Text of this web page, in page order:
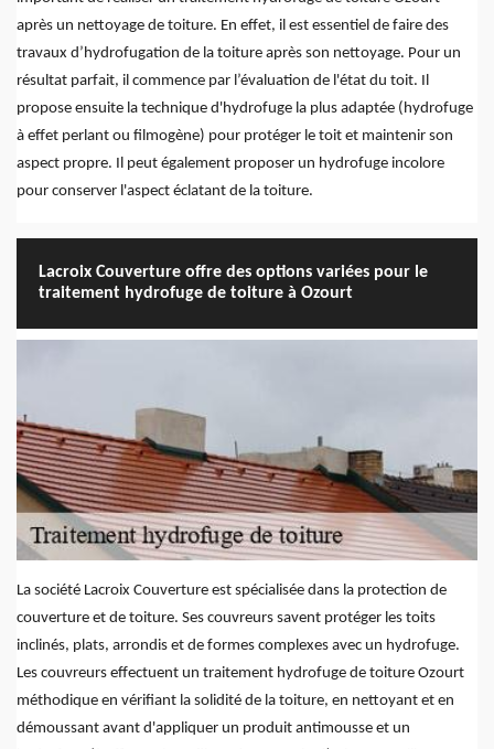
après un nettoyage de toiture. En effet, il est essentiel de faire des
travaux d’hydrofugation de la toiture après son nettoyage. Pour un
résultat parfait, il commence par l’évaluation de l'état du toit. Il
propose ensuite la technique d'hydrofuge la plus adaptée (hydrofuge
à effet perlant ou filmogène) pour protéger le toit et maintenir son
aspect propre. Il peut également proposer un hydrofuge incolore
pour conserver l'aspect éclatant de la toiture.
Lacroix Couverture offre des options variées pour le
traitement hydrofuge de toiture à Ozourt
La société Lacroix Couverture est spécialisée dans la protection de
couverture et de toiture. Ses couvreurs savent protéger les toits
inclinés, plats, arrondis et de formes complexes avec un hydrofuge.
Les couvreurs effectuent un traitement hydrofuge de toiture Ozourt
méthodique en vérifiant la solidité de la toiture, en nettoyant et en
démoussant avant d'appliquer un produit antimousse et un